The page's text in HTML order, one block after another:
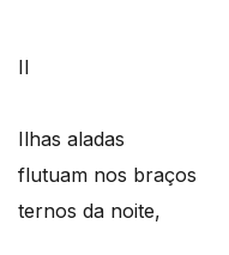
II
Ilhas aladas
flutuam nos braços
ternos da noite,